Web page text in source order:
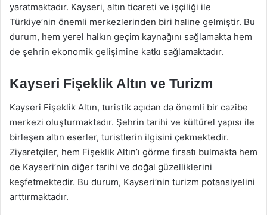
yaratmaktadır. Kayseri, altın ticareti ve işçiliği ile
Türkiye’nin önemli merkezlerinden biri haline gelmiştir. Bu
durum, hem yerel halkın geçim kaynağını sağlamakta hem
de şehrin ekonomik gelişimine katkı sağlamaktadır.
Kayseri Fişeklik Altın ve Turizm
Kayseri Fişeklik Altın, turistik açıdan da önemli bir cazibe
merkezi oluşturmaktadır. Şehrin tarihi ve kültürel yapısı ile
birleşen altın eserler, turistlerin ilgisini çekmektedir.
Ziyaretçiler, hem Fişeklik Altın’ı görme fırsatı bulmakta hem
de Kayseri’nin diğer tarihi ve doğal güzelliklerini
keşfetmektedir. Bu durum, Kayseri’nin turizm potansiyelini
arttırmaktadır.